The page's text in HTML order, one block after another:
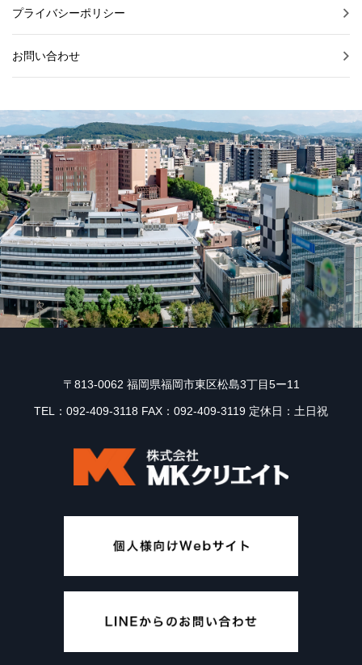
プライバシーポリシー
お問い合わせ
〒813-0062 福岡県福岡市東区松島3丁目5ー11
TEL：092-409-3118 FAX：092-409-3119 定休日：土日祝